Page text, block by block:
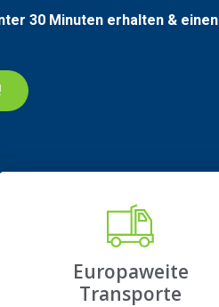
30 Minuten erhalten & einen
Europaweite
Transporte